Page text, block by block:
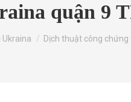
quận 9
Ukraina Dịch thuật công chứng